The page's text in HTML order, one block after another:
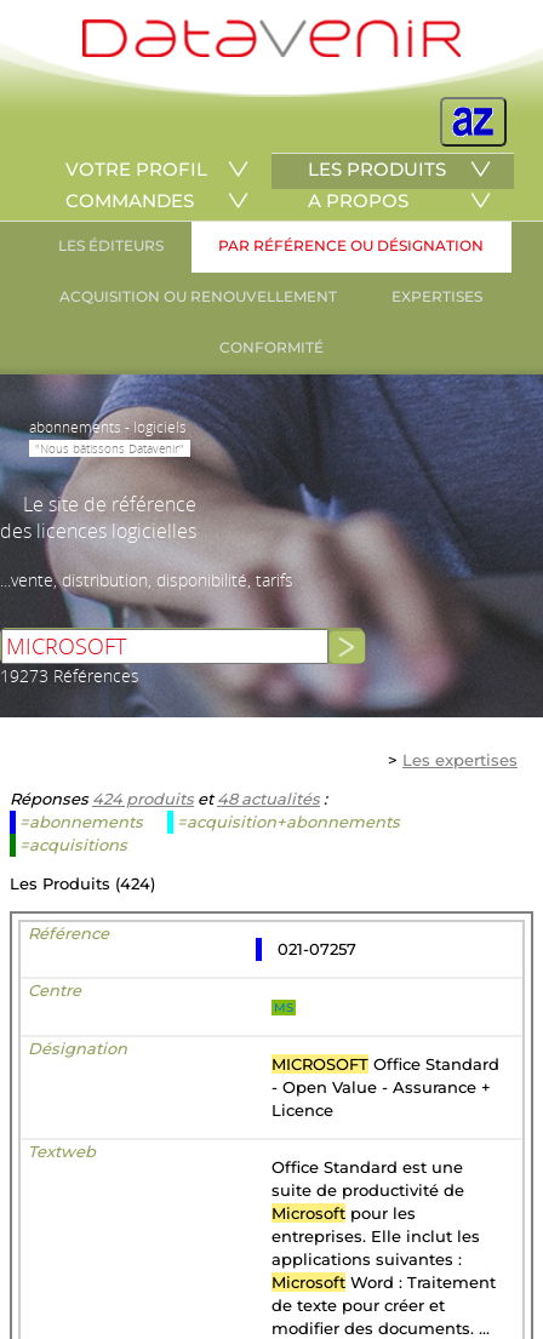
VOTRE PROFIL
LES PRODUITS
COMMANDES
A PROPOS
LES ÉDITEURS PAR RÉFÉRENCE OU DÉSIGNATION
ACQUISITION OU RENOUVELLEMENT EXPERTISES
CONFORMITÉ
abonnements - logiciels
"Nous bâtissons Datavenir"
Le site de référence
des licences logicielles
...vente, distribution, disponibilité, tarifs
19273 Références
> Les expertises
Réponses424 produitset48 actualités:
=abonnements
=acquisition+abonnements
=acquisitions
Les Produits (424)
021-07257
MS
MICROSOFT Office Standard
- Open Value - Assurance +
Licence
Office Standard est une
suite de productivité de
Microsoft pour les
entreprises. Elle inclut les
applications suivantes :
Microsoft Word : Traitement
de texte pour créer et
modifier des documents. ...